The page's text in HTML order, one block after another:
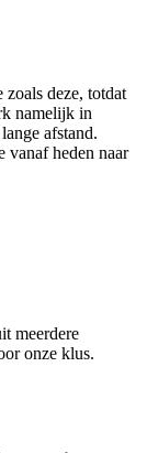
zoals deze, totdat
namelijk in
afstand.
heden naar
meerdere
onze klus.